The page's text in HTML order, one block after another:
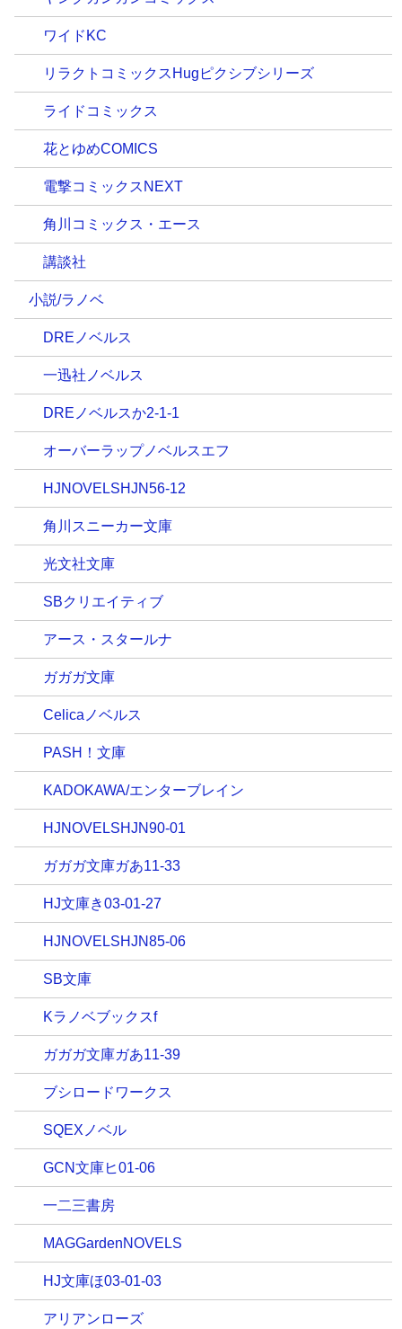
ワイドKC
リラクトコミックスHugピクシブシリーズ
ライドコミックス
花とゆめCOMICS
電撃コミックスNEXT
角川コミックス・エース
講談社
小説/ラノベ
DREノベルス
一迅社ノベルス
DREノベルスか2-1-1
オーバーラップノベルスエフ
HJNOVELSHJN56-12
角川スニーカー文庫
光文社文庫
SBクリエイティブ
アース・スタールナ
ガガガ文庫
Celicaノベルス
PASH！文庫
KADOKAWA/エンターブレイン
HJNOVELSHJN90-01
ガガガ文庫ガあ11-33
HJ文庫き03-01-27
HJNOVELSHJN85-06
SB文庫
Kラノベブックスf
ガガガ文庫ガあ11-39
ブシロードワークス
SQEXノベル
GCN文庫ヒ01-06
一二三書房
MAGGardenNOVELS
HJ文庫ほ03-01-03
アリアンローズ